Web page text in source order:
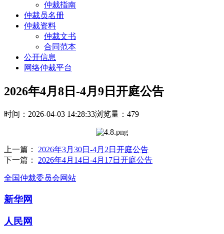
仲裁指南
仲裁员名册
仲裁资料
仲裁文书
合同范本
公开信息
网络仲裁平台
2026年4月8日-4月9日开庭公告
时间：2026-04-03 14:28:33浏览量：479
上一篇： 2026年3月30日-4月2日开庭公告
下一篇： 2026年4月14日-4月17日开庭公告
全国仲裁委员会网站
新华网
人民网